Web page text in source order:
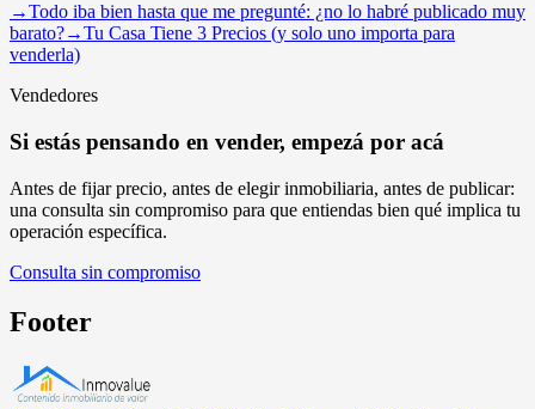
→Todo iba bien hasta que me pregunté: ¿no lo habré publicado muy
barato?→Tu Casa Tiene 3 Precios (y solo uno importa para
venderla)
Vendedores
Si estás pensando en vender, empezá por acá
Antes de fijar precio, antes de elegir inmobiliaria, antes de publicar:
una consulta sin compromiso para que entiendas bien qué implica tu
operación específica.
Consulta sin compromiso
Footer